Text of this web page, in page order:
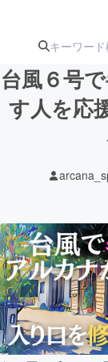
注目の
テク
映像
ビジ
台風６号
す人を応